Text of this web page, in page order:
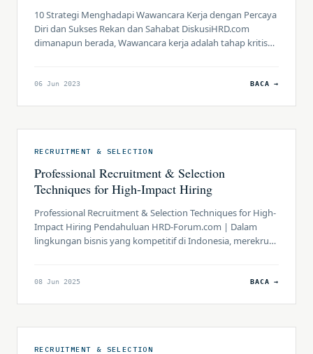
10 Strategi Menghadapi Wawancara Kerja dengan Percaya
Diri dan Sukses Rekan dan Sahabat DiskusiHRD.com
dimanapun berada, Wawancara kerja adalah tahap kritis
pengalaman, dan kepribadian mereka kepada calon
wawancara […]
06 Jun 2023 BACA →
RECRUITMENT & SELECTION
Professional Recruitment & Selection
Techniques for High-Impact Hiring
Professional Recruitment & Selection Techniques for High-
Impact Hiring Pendahuluan HRD-Forum.com | Dalam
lingkungan bisnis yang kompetitif di Indonesia, merekrut
organisasi. Sebagai praktisi HR, HC, dan HRBP, menguasai
impact hiring), […]
08 Jun 2025 BACA →
RECRUITMENT & SELECTION